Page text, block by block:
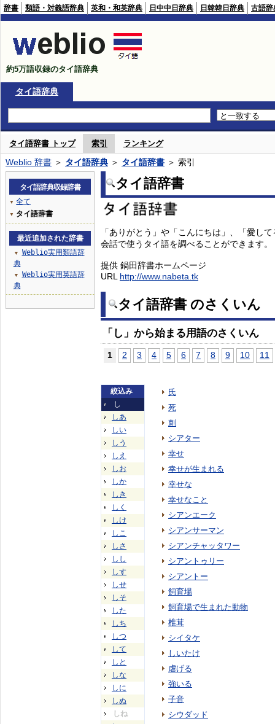
辞書 類語・対義語辞典 英和・和英辞典 日中中日辞典 日韓韓日辞典 古語辞
約5万語収録のタイ語辞典
タイ語辞典
タイ語辞書 トップ 索引 ランキング
Weblio 辞書 ＞ タイ語辞典 ＞ タイ語辞書 ＞ 索引
タイ語辞書
「ありがとう」や「こんにちは」、「愛し
会話で使うタイ語を調べることができます。
提供 鍋田辞書ホームページ
URL http://www.nabeta.tk
タイ語辞書 のさくいん
「し」から始まる用語のさくいん
1 2 3 4 5 6 7 8 9 10 11
絞込み
し
しあ
しい
しう
しえ
しお
しか
しき
しく
しけ
しこ
しさ
しし
しす
しせ
しそ
した
しち
しつ
して
しと
しな
しに
しぬ
しね
氏
死
刺
シアター
幸せ
幸せが生まれる
幸せな
幸せなこと
シアンエーク
シアンサーマン
シアンチャッタワー
シアントゥリー
シアントー
飼育場
飼育場で生まれた動物
椎茸
シイタケ
しいたけ
虐げる
強いる
子音
シウダッド
タイ語辞典収録辞書
▼ 全て
▼ タイ語辞書
最近追加された辞書
▼
Weblio実用類語辞
典
▼
Weblio実用英語辞
典